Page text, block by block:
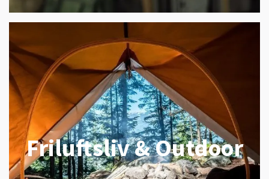
Friluftsliv & Outdoor